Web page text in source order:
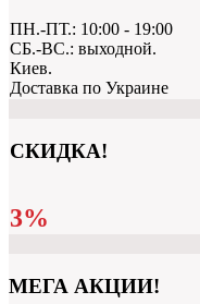
ПН.-ПТ.: 10:00 - 19:00
СБ.-ВС.: выходной.
Киев.
Доставка по Украине
СКИДКА!
3%
МЕГА АКЦИИ!